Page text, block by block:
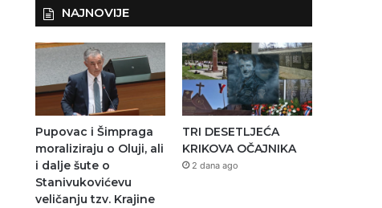
NAJNOVIJE
Pupovac i Šimpraga
moraliziraju o Oluji, ali
i dalje šute o
Stanivukovićevu
veličanju tzv. Krajine
TRI DESETLJEĆA
KRIKOVA OČAJNIKA
2 dana ago